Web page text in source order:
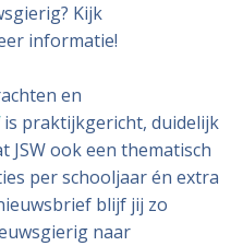
Kijk
informatie!
en
is praktijkgericht, duidelijk
JSW ook een thematisch
per schooljaar én extra
blijf jij zo
naar